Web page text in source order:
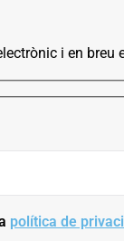
i en
política de